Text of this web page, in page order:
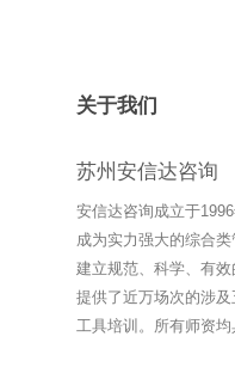
关于我们
苏州安信达咨询
安信达咨询成立于
成为实力强大的综合
建立规范、科学、有
提供了近万场次的涉
工具培训。所有师资